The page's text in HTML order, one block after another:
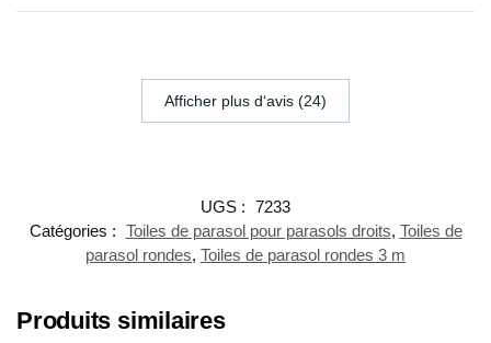
Afficher plus d‘avis (24)
UGS : 7233
Catégories : Toiles de parasol pour parasols droits, Toiles de
parasol rondes, Toiles de parasol rondes 3 m
Produits similaires